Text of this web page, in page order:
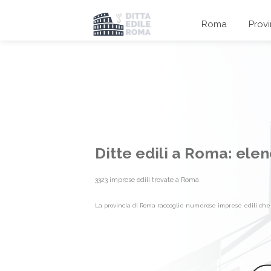
Roma
Ditte edili a Roma:
3323 imprese edili trovate a Roma
La provincia di Roma raccoglie numerose imprese edili